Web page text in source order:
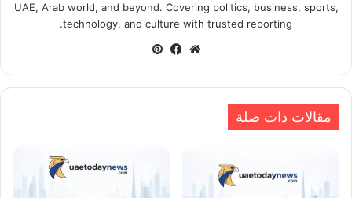
UAE, Arab world, and beyond. Covering politics, business, sports,
technology, and culture with trusted reporting.
موقعفيسبوك
مقالات ذات صلة